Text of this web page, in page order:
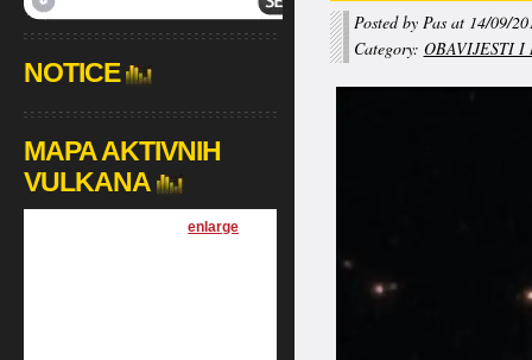
Posted by Pas at 14/09/
Category: OBAVIJESTI I
NOTICE
MAPA AKTIVNIH
VULKANA
[enlarge